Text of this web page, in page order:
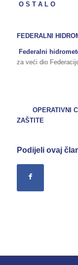
O S T A L O
FEDERALNI
Federalni
za veći dio
OPERATIVNI
ZAŠTITE
Podijeli ovaj